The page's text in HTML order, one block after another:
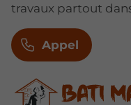
travaux partout
Appel